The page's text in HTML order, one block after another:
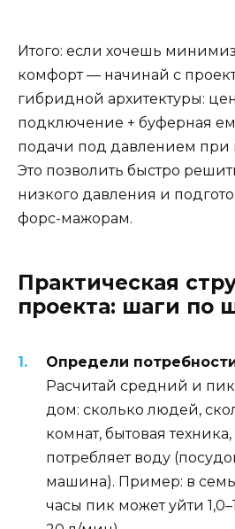
Итого: если хочешь
комфорт — начинай с
гибридной архитектуры:
подключение + буферная
подачи под давлением при
Это позволить быстро
низкого давления и
форс-мажорам.
Практическая
проекта: шаги по
Определи
Расчитай средний и
дом: сколько людей,
комнат, бытовая техника,
потребляет воду
машина). Пример: в
часы пик может уйти